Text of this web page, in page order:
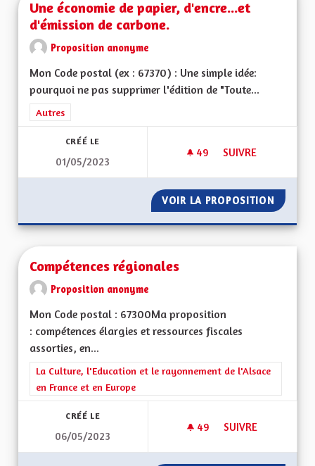
Une économie de papier, d'encre...et
d'émission de carbone.
Proposition anonyme
Mon Code postal (ex : 67370) : Une simple idée:
pourquoi ne pas supprimer l'édition de "Toute...
Filtrer les résultats de la catégorie : Autres
Autres
CRÉÉ LE
01/05/2023
49 49 ABONNÉS
SUIVRE
VOIR LA PROPOSITION UNE
Compétences régionales
Proposition anonyme
Mon Code postal : 67300Ma proposition
: compétences élargies et ressources fiscales
assorties, en...
Filtrer les résultats de la catégorie : La Culture, l'Education et
La Culture, l'Education et le rayonnement de l'Alsace
en France et en Europe
CRÉÉ LE
06/05/2023
49 49 ABONNÉS
SUIVRE